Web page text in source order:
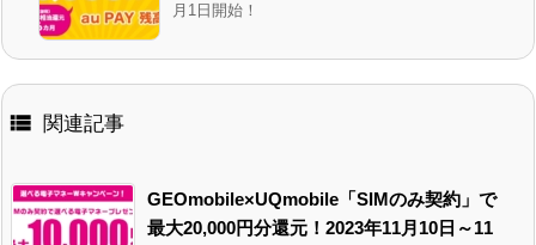
月1日開始！
 関連記事
GEOmobile×UQmobile「SIMのみ契約」で
最大20,000円分還元！2023年11月10日～11